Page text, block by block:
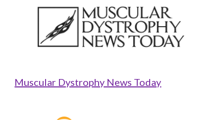
Muscular Dystrophy News Today